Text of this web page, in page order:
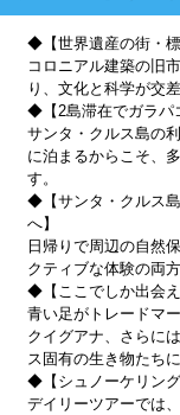
◆【世界遺産の街・標
コロニアル建築の旧
り、文化と科学が交
◆【2島滞在でガラパ
サンタ・クルス島の
に泊まるからこそ、
す。
◆【サンタ・クルス
へ】
日帰りで周辺の自然
クティブな体験の両
◆【ここでしか出会
青い足がトレードマ
クイグアナ、さらに
ス固有の生き物たち
◆【シュノーケリング
デイリーツアーでは